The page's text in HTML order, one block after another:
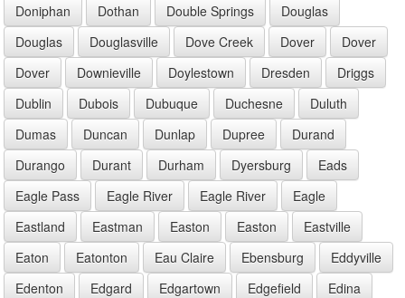
Doniphan
Dothan Double Springs
Douglas
Douglas
Douglasville Dove Creek Dover
Dover
Dover
Downieville Doylestown Dresden
Driggs
Dublin
Dubois Dubuque Duchesne
Duluth
Dumas
Duncan Dunlap Dupree
Durand
Durango
Durant Durham Dyersburg
Eads
Eagle Pass
Eagle River Eagle River
Eagle
Eastland
Eastman Easton Easton
Eastville
Eaton
Eatonton Eau Claire Ebensburg
Eddyville
Edenton
Edgard Edgartown Edgefield
Edina